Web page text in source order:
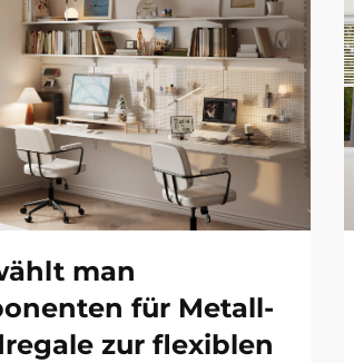
man
für Metall-
zur flexiblen